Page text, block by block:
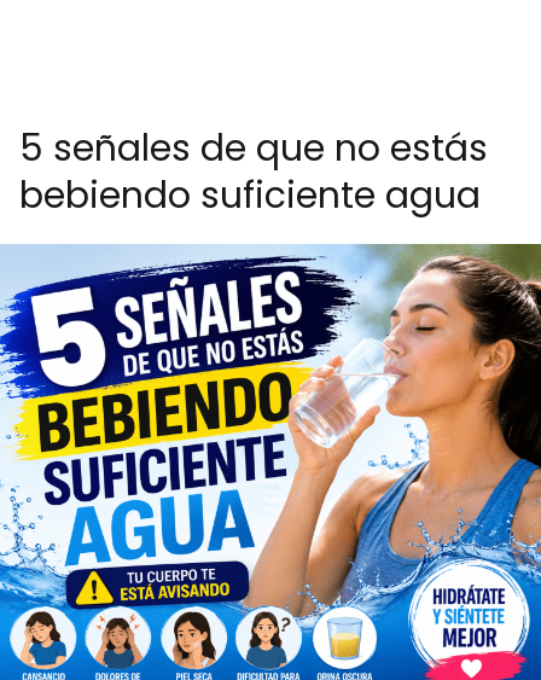
5 señales de que no estás
bebiendo suficiente agua